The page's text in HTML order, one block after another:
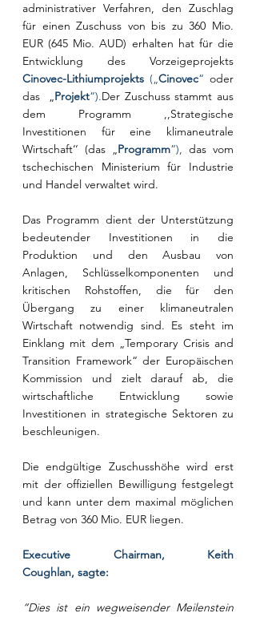
administrativer Verfahren, den Zuschlag
für einen Zuschuss von bis zu 360 Mio.
EUR (645 Mio. AUD) erhalten hat für die
Entwicklung des Vorzeigeprojekts
Cinovec-Lithiumprojekts („Cinovec“ oder
das  „Projekt“).Der Zuschuss stammt aus
dem Programm ,,Strategische
Investitionen für eine klimaneutrale
Wirtschaft‘‘ (das „Programm“), das vom
tschechischen Ministerium für Industrie
und Handel verwaltet wird.
Das Programm dient der Unterstützung
bedeutender Investitionen in die
Produktion und den Ausbau von
Anlagen, Schlüsselkomponenten und
kritischen Rohstoffen, die für den
Übergang zu einer klimaneutralen
Wirtschaft notwendig sind. Es steht im
Einklang mit dem „Temporary Crisis and
Transition Framework“ der Europäischen
Kommission und zielt darauf ab, die
wirtschaftliche Entwicklung sowie
Investitionen in strategische Sektoren zu
beschleunigen.
Die endgültige Zuschusshöhe wird erst
mit der offiziellen Bewilligung festgelegt
und kann unter dem maximal möglichen
Betrag von 360 Mio. EUR liegen.
Executive Chairman, Keith
Coughlan, sagte:
“Dies ist ein wegweisender Meilenstein